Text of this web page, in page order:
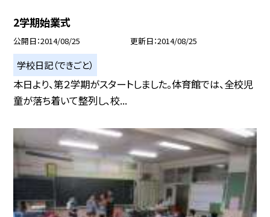
2学期始業式
公開日 2014/08/25 更新日 2014/08/25
学校日記（できごと）
本日より、第２学期がスタートしました。体育館では、全校児
童が落ち着いて整列し、校...